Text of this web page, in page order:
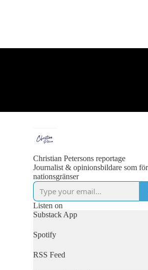
Christian Petersons reportage
Journalist & opinionsbildare som
nationsgränser
Listen on
Substack App
Spotify
RSS Feed